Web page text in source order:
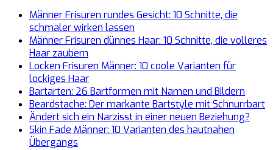
Männer Frisuren rundes Gesicht: 10 Schnitte, die
schmaler wirken lassen
Männer Frisuren dünnes Haar: 10 Schnitte, die volleres
Haar zaubern
Locken Frisuren Männer: 10 coole Varianten für
lockiges Haar
Bartarten: 26 Bartformen mit Namen und Bildern
Beardstache: Der markante Bartstyle mit Schnurrbart
Ändert sich ein Narzisst in einer neuen Beziehung?
Skin Fade Männer: 10 Varianten des hautnahen
Übergangs